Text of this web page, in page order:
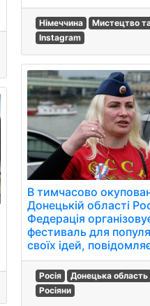
Німеччина
Мистецтво
Instagram
В тимчасово
Донецькій області
Федерація
фестиваль для
своїх ідей,
Росія
Донецька область
Росіяни